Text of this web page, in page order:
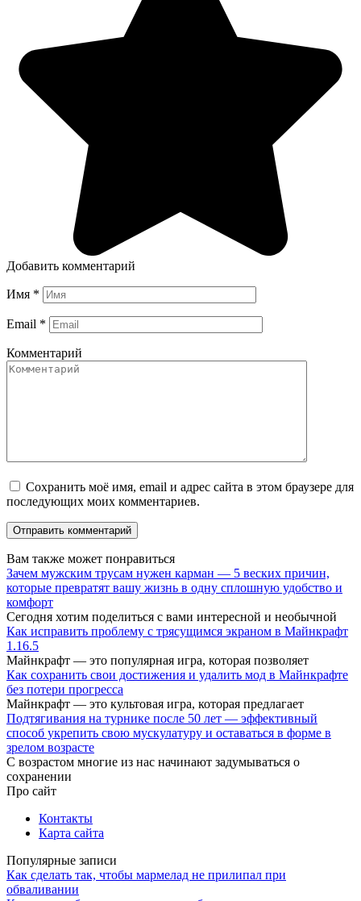
Добавить комментарий
Имя *
Email *
Комментарий
Сохранить моё имя, email и адрес сайта в этом браузере для
последующих моих комментариев.
Вам также может понравиться
Зачем мужским трусам нужен карман — 5 веских причин,
которые превратят вашу жизнь в одну сплошную удобство и
комфорт
Сегодня хотим поделиться с вами интересной и необычной
Как исправить проблему с трясущимся экраном в Майнкрафт
1.16.5
Майнкрафт — это популярная игра, которая позволяет
Как сохранить свои достижения и удалить мод в Майнкрафте
без потери прогресса
Майнкрафт — это культовая игра, которая предлагает
Подтягивания на турнике после 50 лет — эффективный
способ укрепить свою мускулатуру и оставаться в форме в
зрелом возрасте
С возрастом многие из нас начинают задумываться о
сохранении
Про сайт
Контакты
Карта сайта
Популярные записи
Как сделать так, чтобы мармелад не прилипал при
обваливании